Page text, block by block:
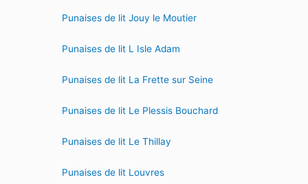
Punaises de lit Jouy le Moutier
Punaises de lit L Isle Adam
Punaises de lit La Frette sur Seine
Punaises de lit Le Plessis Bouchard
Punaises de lit Le Thillay
Punaises de lit Louvres